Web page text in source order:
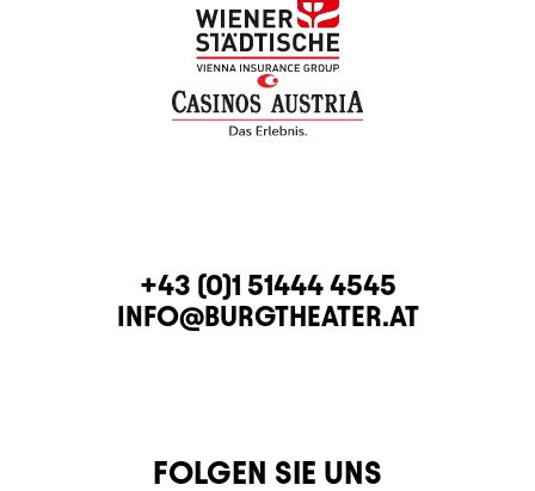
KONTAKTTELEFON
+43 (0)1 51444 4545
E-MAIL
INFO@BURGTHEATER.AT
FOLGEN SIE UNS